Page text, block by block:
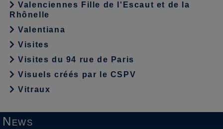
Valenciennes Fille de l'Escaut et de la
Rhônelle
Valentiana
Visites
Visites du 94 rue de Paris
Visuels créés par le CSPV
Vitraux
News